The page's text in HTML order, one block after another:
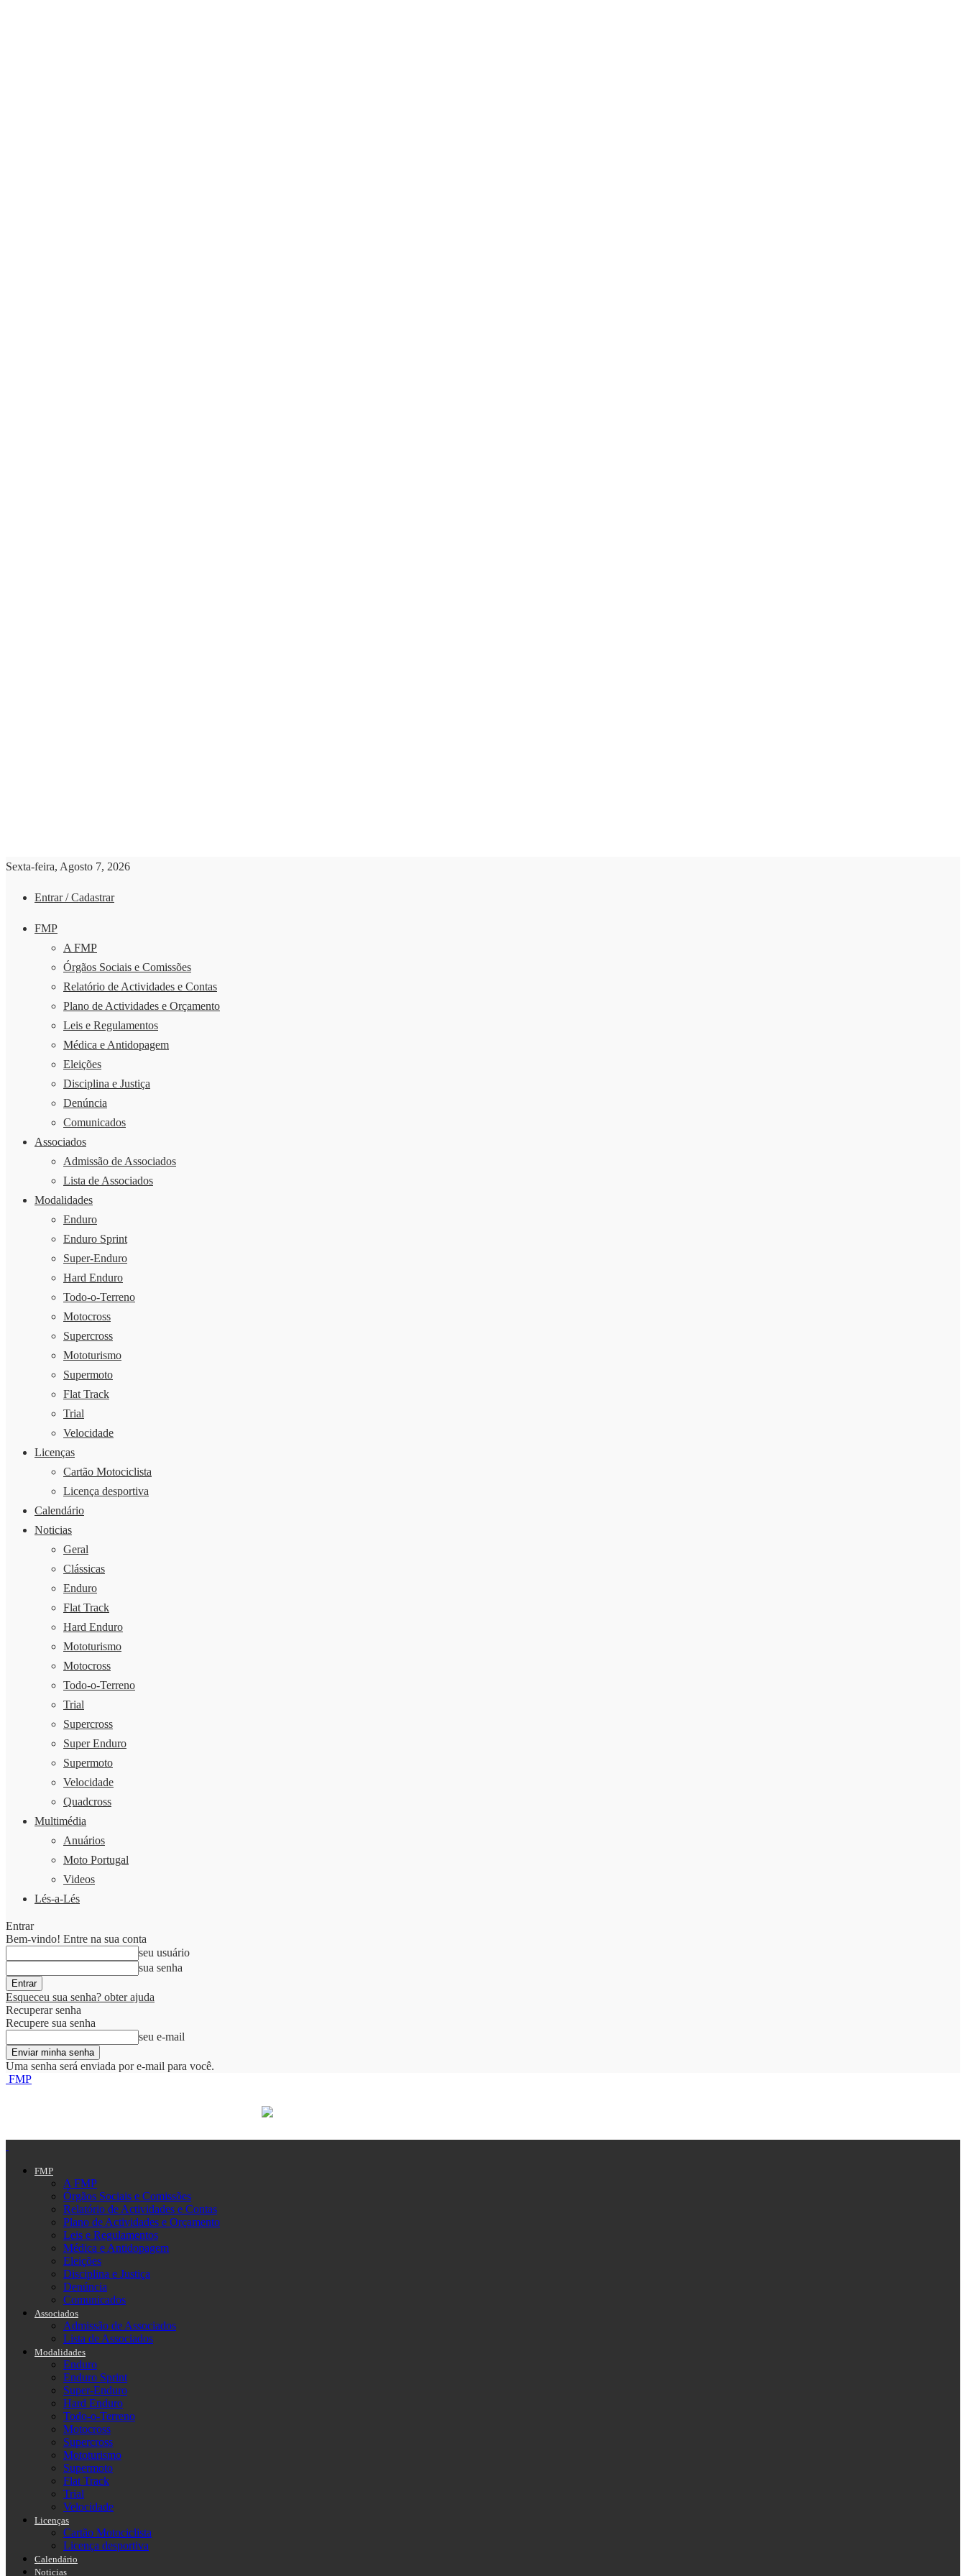
Sexta-feira, Agosto 7, 2026
Entrar / Cadastrar
FMP
A FMP
Órgãos Sociais e Comissões
Relatório de Actividades e Contas
Plano de Actividades e Orçamento
Leis e Regulamentos
Médica e Antidopagem
Eleições
Disciplina e Justiça
Denúncia
Comunicados
Associados
Admissão de Associados
Lista de Associados
Modalidades
Enduro
Enduro Sprint
Super-Enduro
Hard Enduro
Todo-o-Terreno
Motocross
Supercross
Mototurismo
Supermoto
Flat Track
Trial
Velocidade
Licenças
Cartão Motociclista
Licença desportiva
Calendário
Noticias
Geral
Clássicas
Enduro
Flat Track
Hard Enduro
Mototurismo
Motocross
Todo-o-Terreno
Trial
Supercross
Super Enduro
Supermoto
Velocidade
Quadcross
Multimédia
Anuários
Moto Portugal
Videos
Lés-a-Lés
Entrar
Bem-vindo! Entre na sua conta
seu usuário
sua senha
Esqueceu sua senha? obter ajuda
Recuperar senha
Recupere sua senha
seu e-mail
Uma senha será enviada por e-mail para você.
FMP
FMP
A FMP
Órgãos Sociais e Comissões
Relatório de Actividades e Contas
Plano de Actividades e Orçamento
Leis e Regulamentos
Médica e Antidopagem
Eleições
Disciplina e Justiça
Denúncia
Comunicados
Associados
Admissão de Associados
Lista de Associados
Modalidades
Enduro
Enduro Sprint
Super-Enduro
Hard Enduro
Todo-o-Terreno
Motocross
Supercross
Mototurismo
Supermoto
Flat Track
Trial
Velocidade
Licenças
Cartão Motociclista
Licença desportiva
Calendário
Noticias